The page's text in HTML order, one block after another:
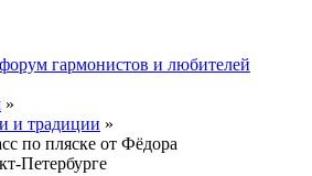
гармонистов и любителей
»
и традиции »
по пляске от Фёдора
Петербурге